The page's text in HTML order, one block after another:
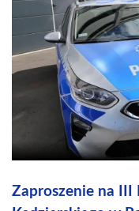
Zaproszenie na III